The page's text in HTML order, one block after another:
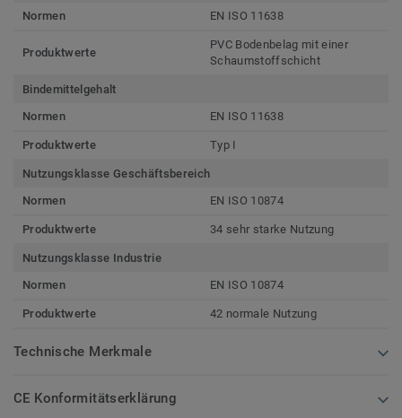
Normen
EN ISO 11638
Produktwerte
PVC Bodenbelag mit einer
Schaumstoffschicht
Bindemittelgehalt
Normen
EN ISO 11638
Produktwerte Typ I
Nutzungsklasse Geschäftsbereich
Normen
EN ISO 10874
Produktwerte 34 sehr starke Nutzung
Nutzungsklasse Industrie
Normen
EN ISO 10874
Produktwerte 42 normale Nutzung
Technische Merkmale
CE Konformitätserklärung